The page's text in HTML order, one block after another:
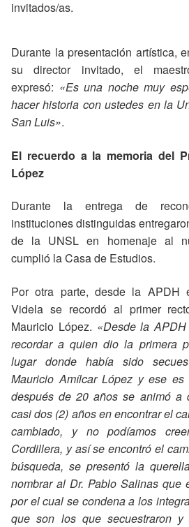
invitados/as.
Durante la presentación artística,
su director invitado, el
expresó: «Es una noche muy
hacer historia con ustedes en la
San Luis».
El recuerdo a la memoria del
López
Durante la entrega de
instituciones distinguidas
de la UNSL en homenaje al
cumplió la Casa de Estudios.
Por otra parte, desde la APDH
Videla se recordó al primer
Mauricio López. «Desde la
recordar a quien dio la primera
lugar donde había sido
Mauricio Amílcar López y ese es
después de 20 años se animó
casi dos (2) años en encontrar el
cambiado, y no podíamos
Cordillera, y así se encontró el
búsqueda, se presentó la
nombrar al Dr. Pablo Salinas
por el cual se condena a los
que son los que secuestraron y